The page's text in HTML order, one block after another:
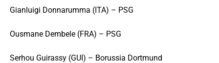
Gianluigi Donnarumma (ITA) – PSG
Ousmane Dembele (FRA) – PSG
Serhou Guirassy (GUI) – Borussia Dortmund